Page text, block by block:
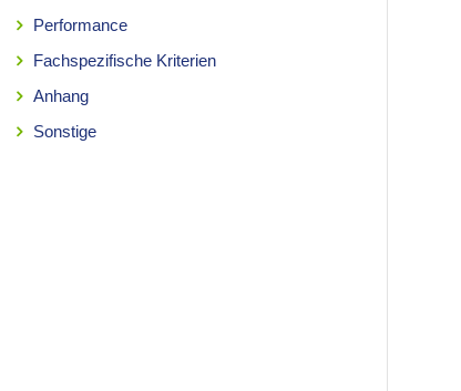
Performance
Fachspezifische Kriterien
Anhang
Sonstige